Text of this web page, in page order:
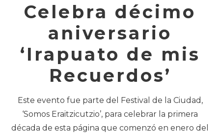
Celebra décimo
aniversario
‘Irapuato de mis
Recuerdos’
Este evento fue parte del Festival de la Ciudad,
‘Somos Eraitzicutzio’, para celebrar la primera
década de esta página que comenzó en enero del